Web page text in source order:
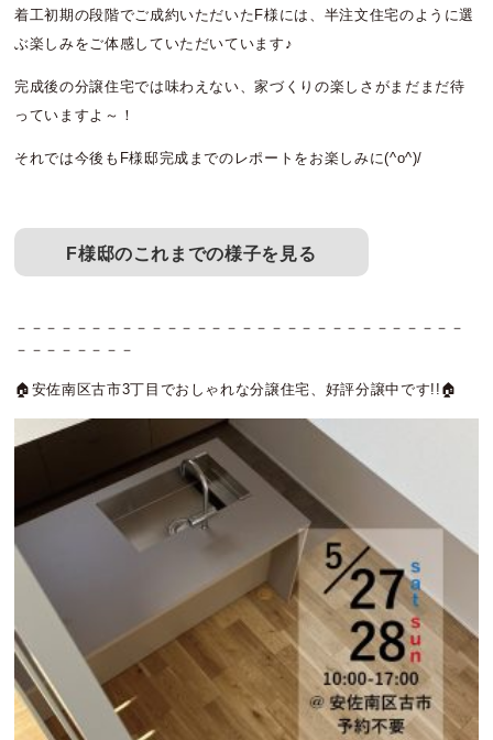
着工初期の段階でご成約いただいたF様には、半注文住宅のように選
ぶ楽しみをご体感していただいています♪
完成後の分譲住宅では味わえない、家づくりの楽しさがまだまだ待
っていますよ～！
それでは今後もF様邸完成までのレポートをお楽しみに(^o^)/
F様邸のこれまでの様子を見る
－－－－－－－－－－－－－－－－－－－－－－－－－－－－－－
－－－－－－－－
🏠安佐南区古市3丁目でおしゃれな分譲住宅、好評分譲中です!!🏠